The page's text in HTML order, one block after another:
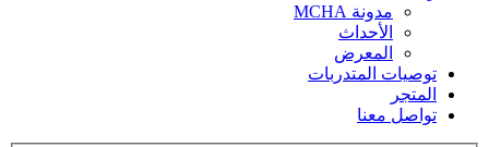
مدونة MCHA
الأحداث
المعرض
توصيات المتدربات
المتجر
تواصل معنا